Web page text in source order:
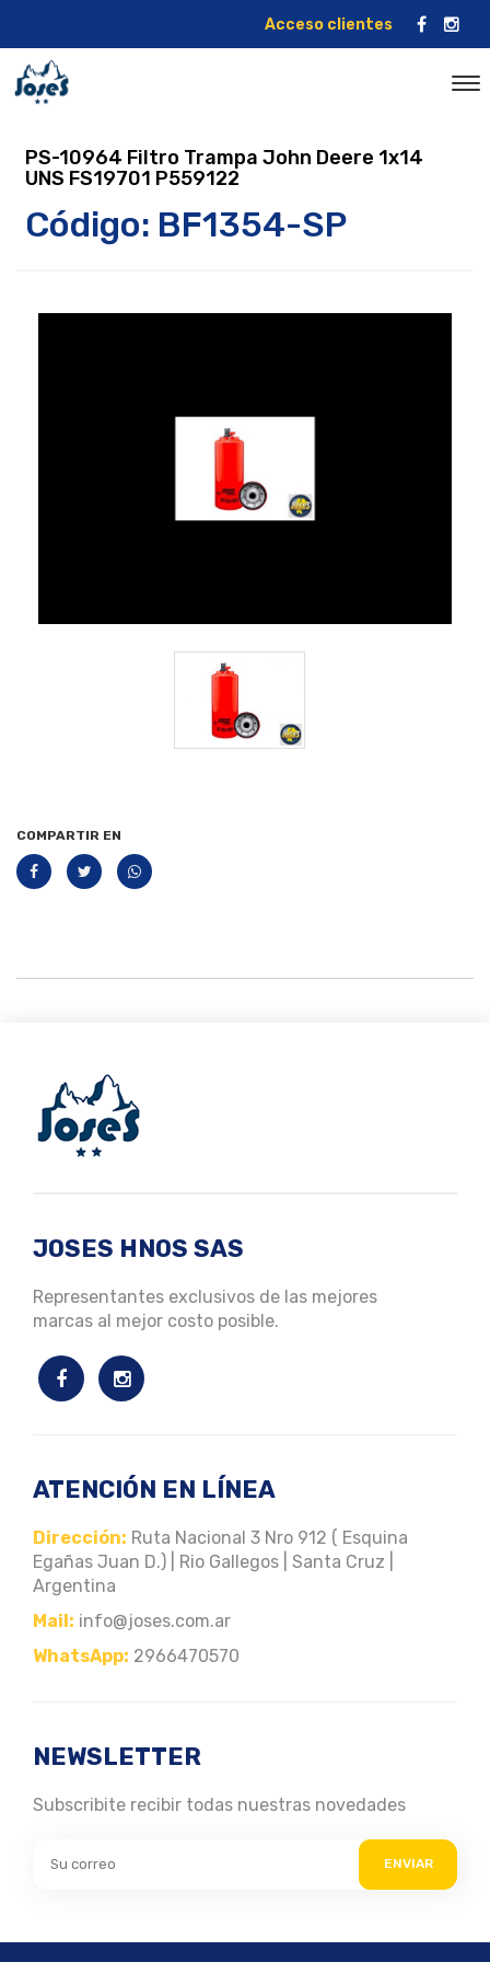
Acceso clientes
PS-10964 Filtro Trampa John Deere 1x14
UNS FS19701 P559122
Código: BF1354-SP
COMPARTIR EN
JOSES HNOS SAS
Representantes exclusivos de las mejores
marcas al mejor costo posible.
ATENCIÓN EN LÍNEA
Dirección: Ruta Nacional 3 Nro 912 ( Esquina
Egañas Juan D.) | Rio Gallegos | Santa Cruz |
Argentina
Mail: info@joses.com.ar
WhatsApp: 2966470570
NEWSLETTER
Subscribite recibir todas nuestras novedades
ENVIAR